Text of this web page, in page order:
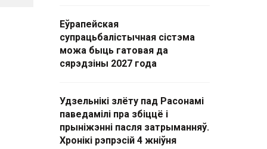
Еўрапейская
супрацьбалістычная сістэма
можа быць гатовая да
сярэдзіны 2027 года
Удзельнікі злёту пад Расонамі
паведамілі пра збіццё і
прыніжэнні пасля затрыманняў.
Хронікі рэпрэсій 4 жніўня